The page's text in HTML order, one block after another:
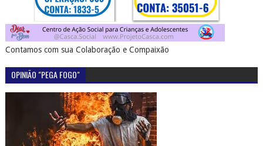
Contamos com sua Colaboração e Compaixão
OPINIÃO "PEGA FOGO"